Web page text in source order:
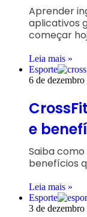
Aprender
aplicativos
começar
Leia mais »
Esporte
6 de
e
Saiba
benefícios
Leia mais »
Esporte
3 de